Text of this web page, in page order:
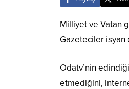
Milliyet ve Vatan
Gazeteciler isyan
Odatv’nin
etmediğini,